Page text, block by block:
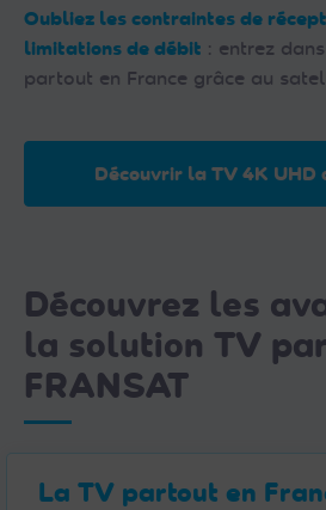
Oubliez les contraintes de
limitations de débit : entrez
partout en France grâce au
Découvrir la TV 4K UHD
Découvrez les
la solution TV
FRANSAT
La TV partout en